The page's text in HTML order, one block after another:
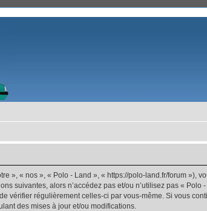
», « nos », « Polo - Land », « https://polo-land.fr/forum »),
suivantes, alors n’accédez pas et/ou n’utilisez pas «
vérifier régulièrement celles-ci par vous-même. Si vous
des mises à jour et/ou modifications.